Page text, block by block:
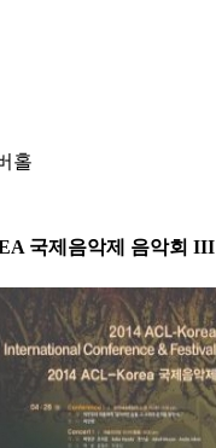
홀
국제음악제 음악회 III